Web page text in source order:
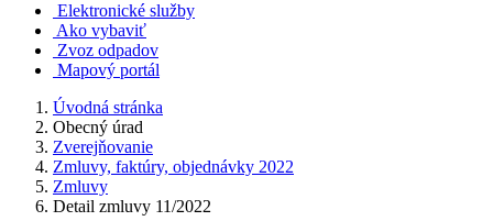
Elektronické služby
Ako vybaviť
Zvoz odpadov
Mapový portál
Úvodná stránka
Obecný úrad
Zverejňovanie
Zmluvy, faktúry, objednávky 2022
Zmluvy
Detail zmluvy 11/2022